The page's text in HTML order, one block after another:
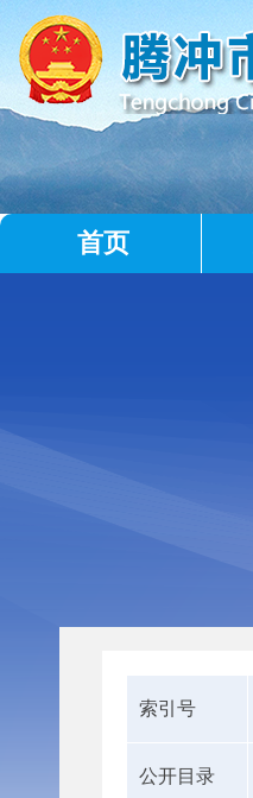
首页
索引号
公开目录